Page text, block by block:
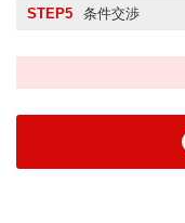
STEP5 条件交渉